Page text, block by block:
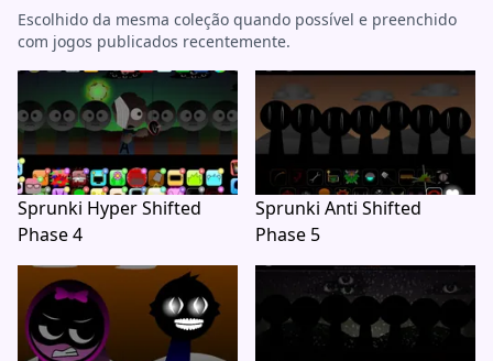
Escolhido da mesma coleção quando possível e preenchido
com jogos publicados recentemente.
Sprunki Hyper Shifted
Phase 4
Sprunki Anti Shifted
Phase 5